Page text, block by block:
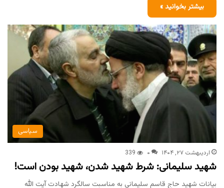
بیشتر بخوانید »
سیاسی
اردیبهشت ۲۷, ۱۴۰۴ ۰ 339
شهید سلیمانی: شرط شهید شدن، شهید بودن است!
بیانات شهید حاج قاسم سلیمانی به مناسبت سالگرد شهادت آیت الله